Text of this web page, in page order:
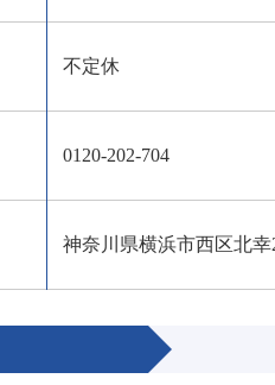
不定休
0120-202-704
神奈川県横浜市西区北幸